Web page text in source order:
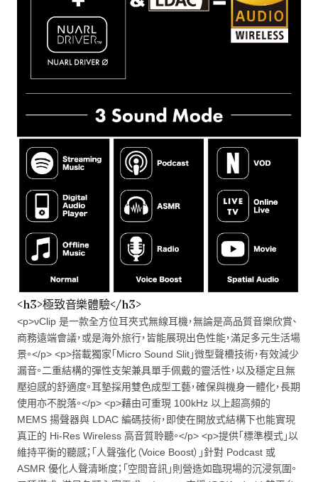
<h3>極致音樂體驗</h3>
<p>νClip 是一款全方位耳夾式無線耳機，無論是高品質音樂欣賞、
商務遠端會議，或是海外旅行，皆能展現出色性能，滿足多元生活場
景。</p> <p>搭載獨家「Micro Sound Slit」微型聲槽技術，有效減少
漏音。二重結構的彈性支架兼具單手佩戴的靈活性，以及穩定且無
壓迫感的舒適度。耳墊採用雙色成型工藝，確保與機身一體化，長期
使用亦不脫落。</p> <p>藉由可重現 100kHz 以上超高頻的
MEMS 揚聲器與 LDAC 編碼技術，即使在開放式結構下也能實現
真正的 Hi-Res Wireless 高音質聆聽。</p> <p>提供「標準模式」以
維持平衡的聽感；「人聲強化（Voice Boost）」針對 Podcast 或
ASMR 優化人聲清晰度；「空間音訊」則營造如臨現場的沉浸氛圍。